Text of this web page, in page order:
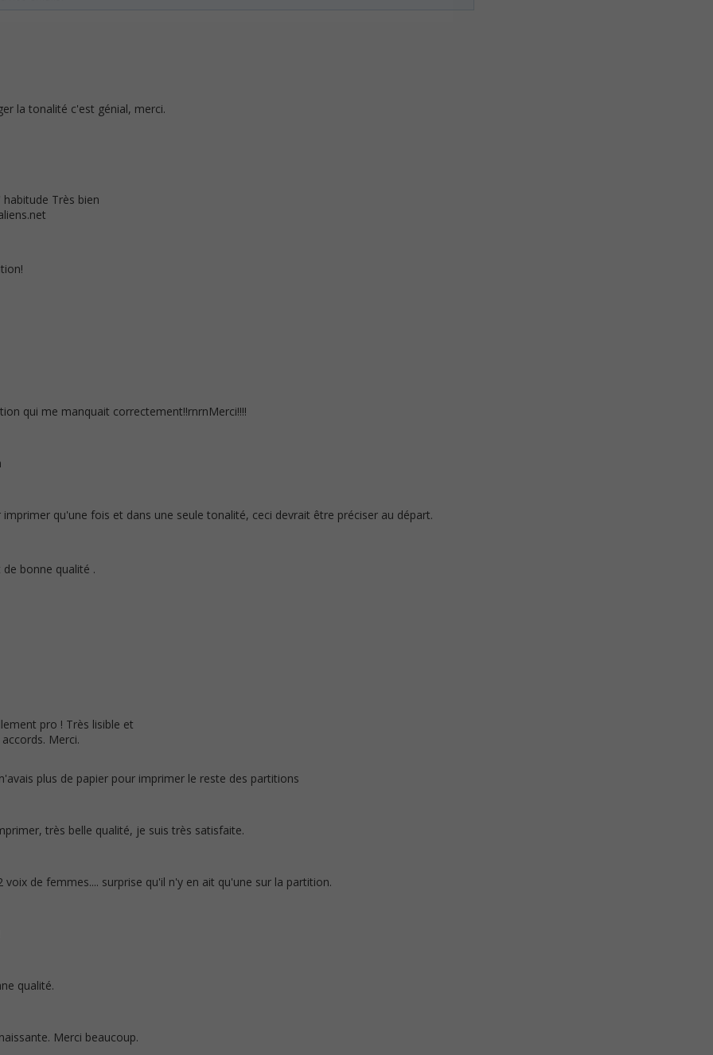
la tonalité c'est génial, merci.
habitude Très bien
qui me manquait correctement!!rnrnMerci!!!!
qu'une fois et dans une seule tonalité, ceci devrait être préciser au départ.
bonne qualité .
pro ! Très lisible et
Merci.
plus de papier pour imprimer le reste des partitions
très belle qualité, je suis très satisfaite.
voix de femmes.... surprise qu'il n'y en ait qu'une sur la partition.
qualité.
Merci beaucoup.